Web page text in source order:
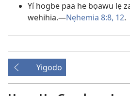
Yí hogbe paa he bọawu lẹ
wehihia.—Nẹhemia 8:8, 12.
Yigodo